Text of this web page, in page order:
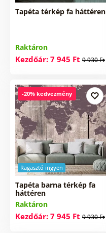
Tapéta térkép fa háttéren
Raktáron
Kezdőár: 7 945 Ft 9 930 Ft
Ragasztó ingyen
-20% kedvezmény
Tapéta barna térkép fa
háttéren
Raktáron
Kezdőár: 7 945 Ft 9 930 Ft